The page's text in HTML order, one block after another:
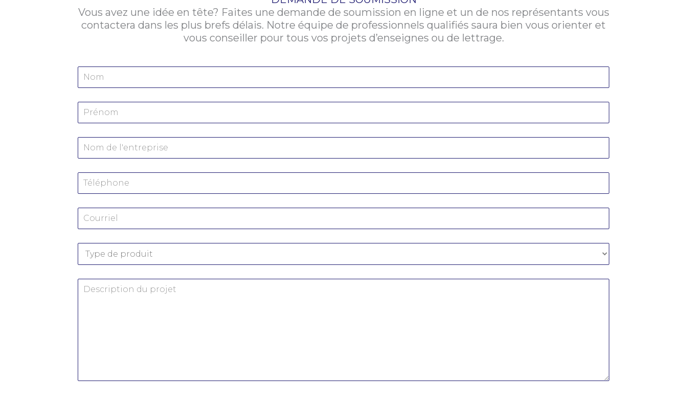
Vous avez une idée en tête? Faites une demande de soumission en ligne et un de nos représentants vous
contactera dans les plus brefs délais. Notre équipe de professionnels qualifiés saura bien vous orienter et
vous conseiller pour tous vos projets d’enseignes ou de lettrage.